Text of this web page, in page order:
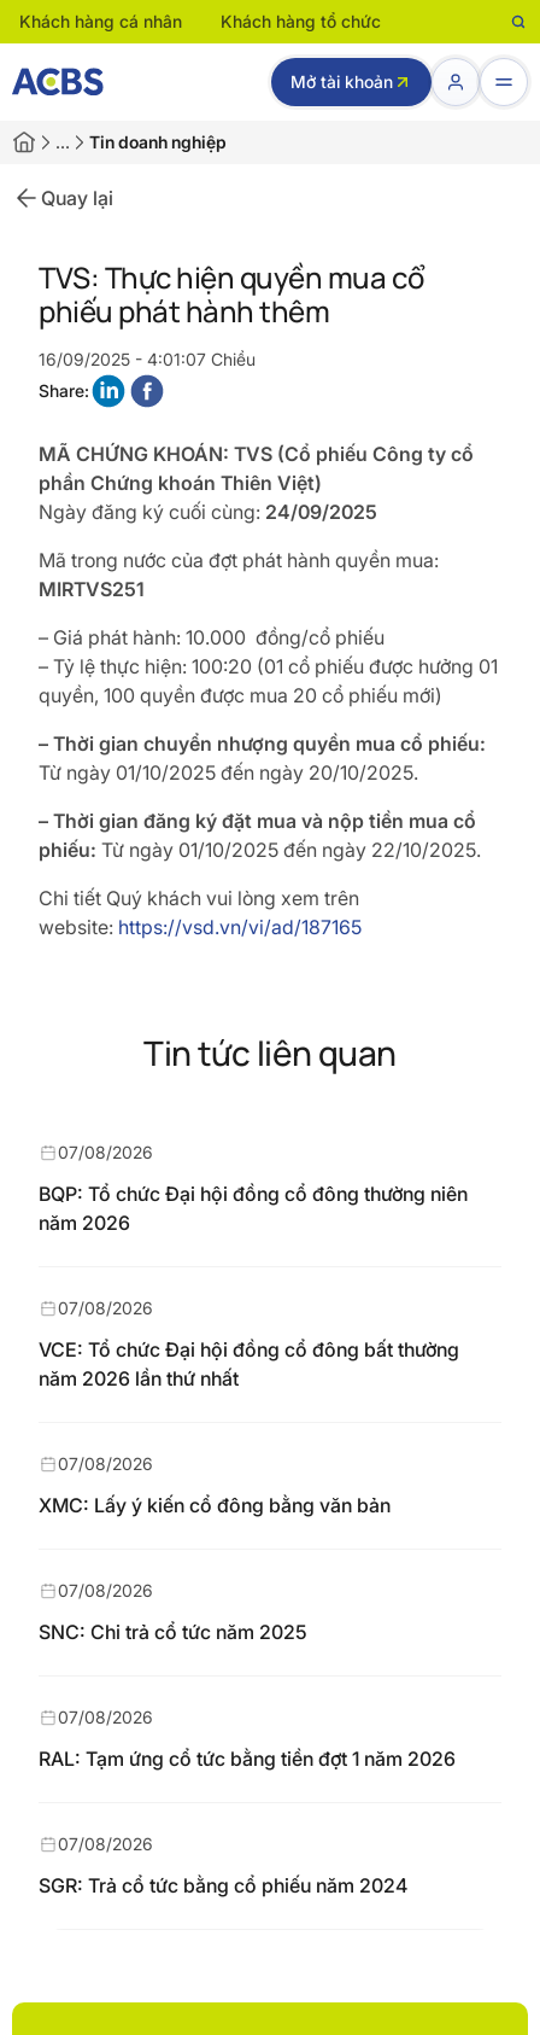
Khách hàng cá nhân Khách hàng tổ chức
Mở tài khoản
… Tin doanh nghiệp
Quay lại
TVS: Thực hiện quyền mua cổ
phiếu phát hành thêm
16/09/2025 - 4:01:07 Chiều
Share:
MÃ CHỨNG KHOÁN: TVS (Cổ phiếu Công ty cổ
phần Chứng khoán Thiên Việt)
Ngày đăng ký cuối cùng: 24/09/2025
Mã trong nước của đợt phát hành quyền mua:
MIRTVS251
– Giá phát hành: 10.000 đồng/cổ phiếu
– Tỷ lệ thực hiện: 100:20 (01 cổ phiếu được hưởng 01
quyền, 100 quyền được mua 20 cổ phiếu mới)
– Thời gian chuyển nhượng quyền mua cổ phiếu:
Từ ngày 01/10/2025 đến ngày 20/10/2025.
– Thời gian đăng ký đặt mua và nộp tiền mua cổ
phiếu: Từ ngày 01/10/2025 đến ngày 22/10/2025.
Chi tiết Quý khách vui lòng xem trên
website: https://vsd.vn/vi/ad/187165
Tin tức liên quan
BQP: Tổ chức Đại hội đồng cổ đông thường niên
năm 2026
07/08/2026
VCE: Tổ chức Đại hội đồng cổ đông bất thường
năm 2026 lần thứ nhất
07/08/2026
XMC: Lấy ý kiến cổ đông bằng văn bản
07/08/2026
SNC: Chi trả cổ tức năm 2025
07/08/2026
RAL: Tạm ứng cổ tức bằng tiền đợt 1 năm 2026
07/08/2026
SGR: Trả cổ tức bằng cổ phiếu năm 2024
07/08/2026